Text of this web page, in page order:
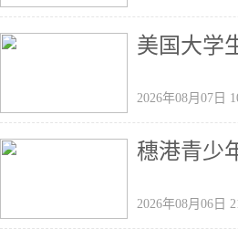
美国大学
2026年08月07日
穗港青少
2026年08月06日